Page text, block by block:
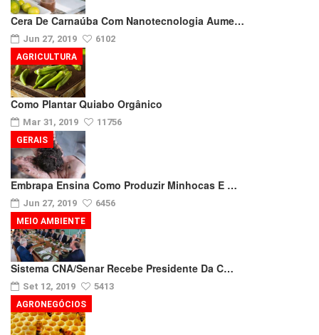
Cera De Carnaúba Com Nanotecnologia Aume…
Jun 27, 2019 6102
Como Plantar Quiabo Orgânico
Mar 31, 2019 11756
AGRICULTURA
Embrapa Ensina Como Produzir Minhocas E …
Jun 27, 2019 6456
GERAIS
Sistema CNA/Senar Recebe Presidente Da C…
Set 12, 2019 5413
MEIO AMBIENTE
AGRONEGÓCIOS